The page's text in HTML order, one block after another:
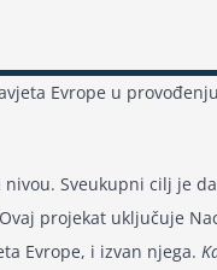
Evrope u
Sveukupni cilj je
projekat uključuje
Evrope, i izvan njega.